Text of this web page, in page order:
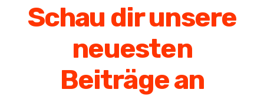
Schau dir unsere
neuesten
Beiträge an